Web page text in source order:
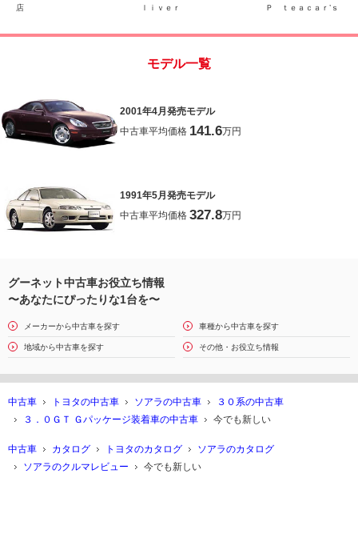
店
ｌｉｖｅｒ
Ｐ ｔｅａｃａｒ’ｓ 閖
モデル一覧
2001年4月発売モデル
中古車平均価格 141.6万円
1991年5月発売モデル
中古車平均価格 327.8万円
グーネット中古車お役立ち情報
〜あなたにぴったりな1台を〜
メーカーから中古車を探す 車種から中古車を探す
地域から中古車を探す その他・お役立ち情報
中古車 トヨタの中古車 ソアラの中古車
３０系の中古車
３．０ＧＴ Ｇパッケージ装着車の中古車
今でも新しい
中古車 カタログ トヨタのカタログ
ソアラのカタログ
ソアラのクルマレビュー
今でも新しい